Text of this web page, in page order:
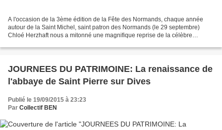
A l'occasion de la 3ème édition de la Fête des Normands, chaque année
autour de la Saint Michel, saint patron des Normands (le 29 septembre)
Chloé Herzhaft nous a mitonné une magnifique reprise de la célèbre
JOURNEES DU PATRIMOINE: La renaissance de
l'abbaye de Saint Pierre sur Dives
Publié le 19/09/2015 à 23:23
Par Collectif BEN